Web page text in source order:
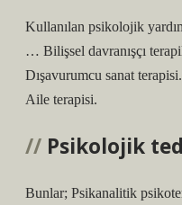
Kullanılan psikolojik
… Bilişsel davranışçı
Dışavurumcu sanat
Aile terapisi.
Psikolojik
Bunlar; Psikanalitik